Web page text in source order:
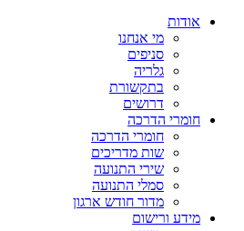
אודות
מי אנחנו
סניפים
גלריה
בתקשורת
דרושים
חומרי הדרכה
חומרי הדרכה
שות מדריכים
שירי התנועה
סמלי התנועה
מדור חודש ארגון
מידע ורישום